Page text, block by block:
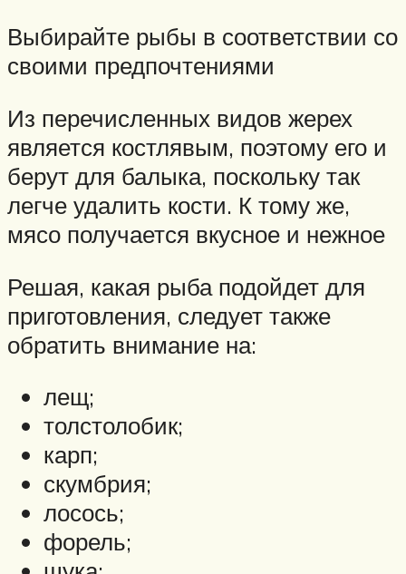
Выбирайте рыбы в соответствии со
своими предпочтениями
Из перечисленных видов жерех
является костлявым, поэтому его и
берут для балыка, поскольку так
легче удалить кости. К тому же,
мясо получается вкусное и нежное
Решая, какая рыба подойдет для
приготовления, следует также
обратить внимание на:
лещ;
толстолобик;
карп;
скумбрия;
лосось;
форель;